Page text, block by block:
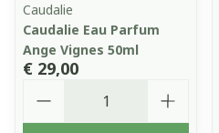
Caudalie
Caudalie Eau Parfum
Ange Vignes 50ml
€ 29,00